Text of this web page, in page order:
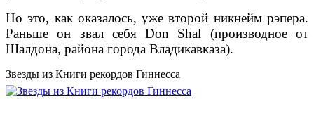
Но это, как оказалось, уже второй никнейм рэпера.
Раньше он звал себя Don Shal (производное от
Шалдона, района города Владикавказа).
Звезды из Книги рекордов Гиннесса